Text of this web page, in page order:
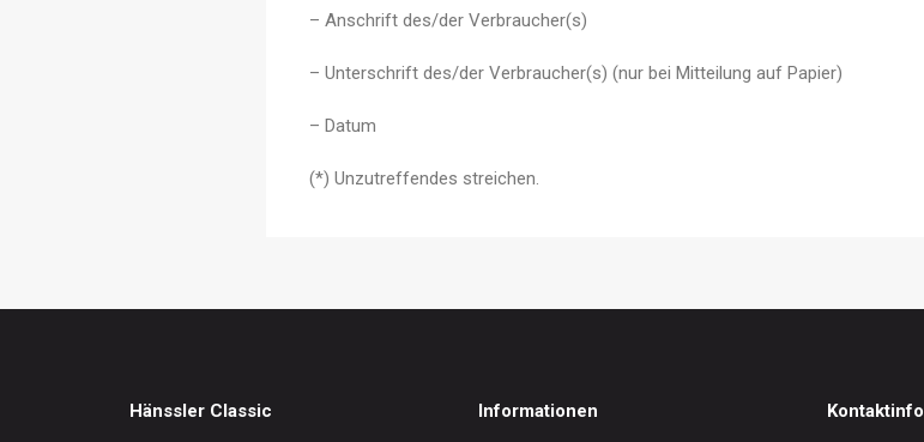
– Anschrift des/der Verbraucher(s)
– Unterschrift des/der Verbraucher(s) (nur bei Mitteilung auf Papier)
– Datum
(*) Unzutreffendes streichen.
Hänssler Classic Informationen